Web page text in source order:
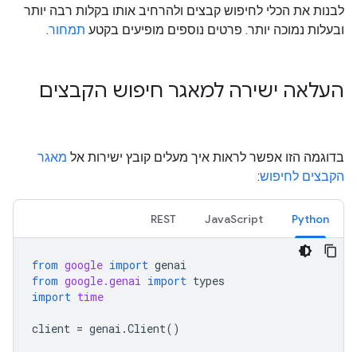
לבנות את הכלי לחיפוש קבצים ולהרחיב אותו בקלות רבה יותר
ובעלות נמוכה יותר. פרטים נוספים מופיעים בקטע תמחור.
העלאה ישירה למאגר חיפוש הקבצים
בדוגמה הזו אפשר לראות איך מעלים קובץ ישירות אל מאגר
הקבצים לחיפוש:
Python
JavaScript
REST
from google import genai
from google.genai import types
import time
client = genai .Client()